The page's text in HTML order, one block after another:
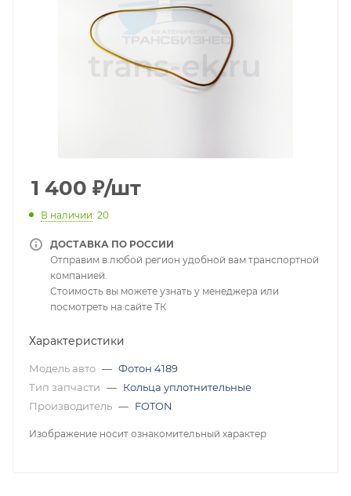
1 400 ₽/шт
В наличии: 20
ДОСТАВКА ПО РОССИИ
Отправим в любой регион удобной вам транспортной
компанией.
Стоимость вы можете узнать у менеджера или
посмотреть на сайте ТК
Характеристики
Модель авто — Фотон 4189
Тип запчасти — Кольца уплотнительные
Производитель — FOTON
Изображение носит ознакомительный характер